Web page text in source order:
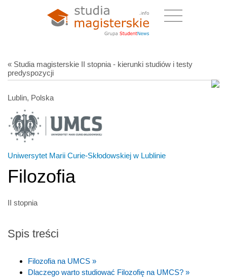
« Studia magisterskie II stopnia - kierunki studiów i testy
predyspozycji
Lublin, Polska
Uniwersytet Marii Curie-Skłodowskiej w Lublinie
Filozofia
II stopnia
Spis treści
Filozofia na UMCS »
Dlaczego warto studiować Filozofię na UMCS? »